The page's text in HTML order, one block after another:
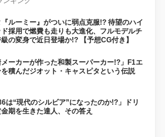
『ルーミー』がついに弱点克服!? 待望のハイ
ド採用で燃費も走りも大進化、フルモデルチ
級の変身で近日登場か!? 【予想CG付き】
メーカーが作った和製スーパーカー!?」F1エ
を積んだジオット・キャスピタという伝説
は“現代のシルビア”になったのか!?」ドリ
期を生きた達人、その答え